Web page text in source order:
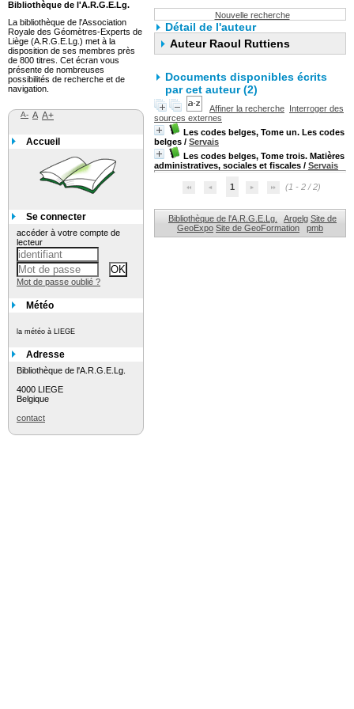
Nouvelle recherche
Détail de l'auteur
Auteur Raoul Ruttiens
Documents disponibles écrits
par cet auteur (2)
Affiner la recherche Interroger des
sources externes
Les codes belges, Tome un. Les codes
belges / Servais
Les codes belges, Tome trois. Matières
administratives, sociales et fiscales / Servais
1 (1 - 2 / 2)
Bibliothèque de l'A.R.G.E.Lg. Argelg Site de
GeoExpo Site de GeoFormation pmb
Bibliothèque de l'A.R.G.E.Lg.
La bibliothèque de l'Association
Royale des Géomètres-Experts de
Liège (A.R.G.E.Lg.) met à la
disposition de ses membres près
de 800 titres. Cet écran vous
présente de nombreuses
possibilités de recherche et de
navigation.
A- A A+
Accueil
Se connecter
accéder à votre compte de
lecteur
Mot de passe oublié ?
Météo
la météo à LIEGE
Adresse
Bibliothèque de l'A.R.G.E.Lg.
4000 LIEGE
Belgique
contact